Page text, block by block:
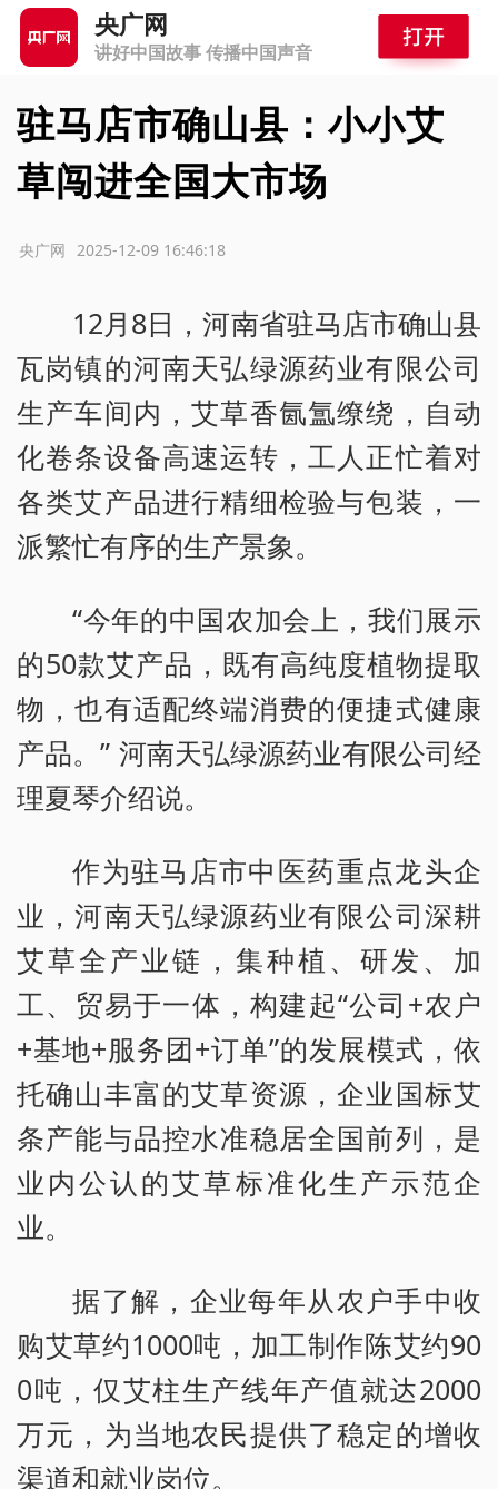
央广网
讲好中国故事 传播中国声音
驻马店市确山县：小小艾
草闯进全国大市场
2025-12-09 16:46:18
央广网
12月8日，河南省驻马店市确山县
瓦岗镇的河南天弘绿源药业有限公司
生产车间内，艾草香氤氲缭绕，自动
化卷条设备高速运转，工人正忙着对
各类艾产品进行精细检验与包装，一
派繁忙有序的生产景象。
“今年的中国农加会上，我们展示
的50款艾产品，既有高纯度植物提取
物，也有适配终端消费的便捷式健康
产品。” 河南天弘绿源药业有限公司经
理夏琴介绍说。
作为驻马店市中医药重点龙头企
业，河南天弘绿源药业有限公司深耕
艾草全产业链，集种植、研发、加
工、贸易于一体，构建起“公司+农户
+基地+服务团+订单”的发展模式，依
托确山丰富的艾草资源，企业国标艾
条产能与品控水准稳居全国前列，是
业内公认的艾草标准化生产示范企
业。
据了解，企业每年从农户手中收
购艾草约1000吨，加工制作陈艾约90
0吨，仅艾柱生产线年产值就达2000
万元，为当地农民提供了稳定的增收
渠道和就业岗位。